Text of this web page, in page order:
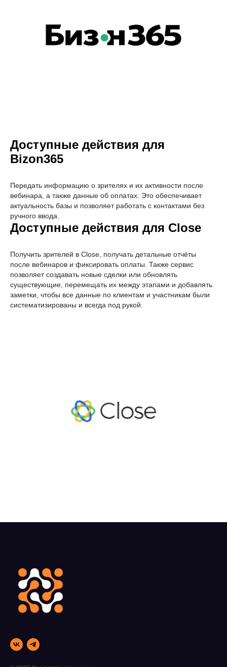
Доступные действия для
Bizon365
Передать информацию о зрителях и их активности после
вебинара, а также данные об оплатах. Это обеспечивает
актуальность базы и позволяет работать с контактами без
ручного ввода.
Доступные действия для Close
Получить зрителей в Close, получать детальные отчёты
после вебинаров и фиксировать оплаты. Также сервис
позволяет создавать новые сделки или обновлять
существующие, перемещать их между этапами и добавлять
заметки, чтобы все данные по клиентам и участникам были
систематизированы и всегда под рукой.